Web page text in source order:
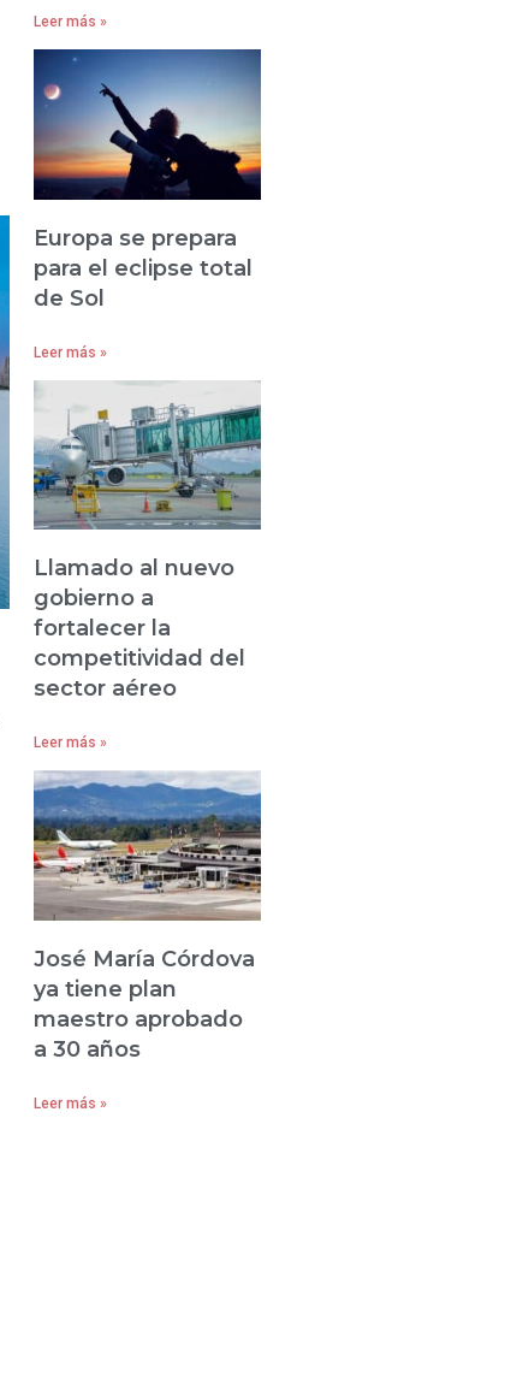
Leer más »
Europa se prepara
para el eclipse total
de Sol
Leer más »
Llamado al nuevo
gobierno a
fortalecer la
competitividad del
sector aéreo
Leer más »
José María Córdova
ya tiene plan
maestro aprobado
a 30 años
Leer más »